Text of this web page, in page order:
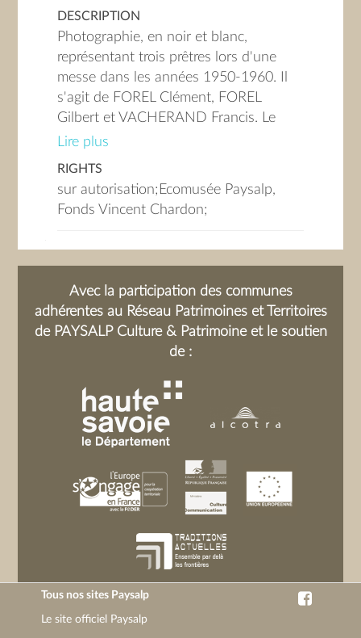
DESCRIPTION
Photographie, en noir et blanc,
représentant trois prêtres lors d'une
messe dans les années 1950-1960. Il
s'agit de FOREL Clément, FOREL
Gilbert et VACHERAND Francis. Le
célébrant est un moine.
Lire plus
RIGHTS
sur autorisation;Ecomusée Paysalp,
Fonds Vincent Chardon;
Avec la participation des communes
adhérentes au Réseau Patrimoines et Territoires
de PAYSALP Culture & Patrimoine et le soutien
de :
Tous nos sites Paysalp
Le site officiel Paysalp